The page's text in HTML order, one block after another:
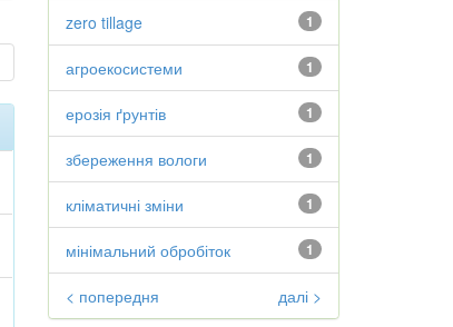
1
zero tillage
1
агроекосистеми
1
ерозія ґрунтів
1
збереження вологи
1
кліматичні зміни
1
мінімальний обробіток
< попередня далі >